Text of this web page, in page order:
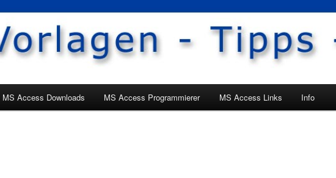
MS Access Downloads MS Access Programmierer MS Access Links Info